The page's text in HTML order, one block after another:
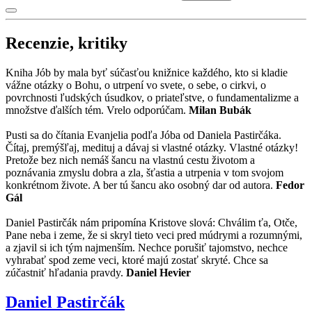
Recenzie, kritiky
Kniha Jób by mala byť súčasťou knižnice každého, kto si kladie
vážne otázky o Bohu, o utrpení vo svete, o sebe, o cirkvi, o
povrchnosti ľudských úsudkov, o priateľstve, o fundamentalizme a
množstve ďalších tém. Vrelo odporúčam. Milan Bubák
Pusti sa do čítania Evanjelia podľa Jóba od Daniela Pastirčáka.
Čítaj, premýšľaj, medituj a dávaj si vlastné otázky. Vlastné otázky!
Pretože bez nich nemáš šancu na vlastnú cestu životom a
poznávania zmyslu dobra a zla, šťastia a utrpenia v tom svojom
konkrétnom živote. A ber tú šancu ako osobný dar od autora. Fedor
Gál
Daniel Pastirčák nám pripomína Kristove slová: Chválim ťa, Otče,
Pane neba i zeme, že si skryl tieto veci pred múdrymi a rozumnými,
a zjavil si ich tým najmenším. Nechce porušiť tajomstvo, nechce
vyhrabať spod zeme veci, ktoré majú zostať skryté. Chce sa
zúčastniť hľadania pravdy. Daniel Hevier
Daniel Pastirčák